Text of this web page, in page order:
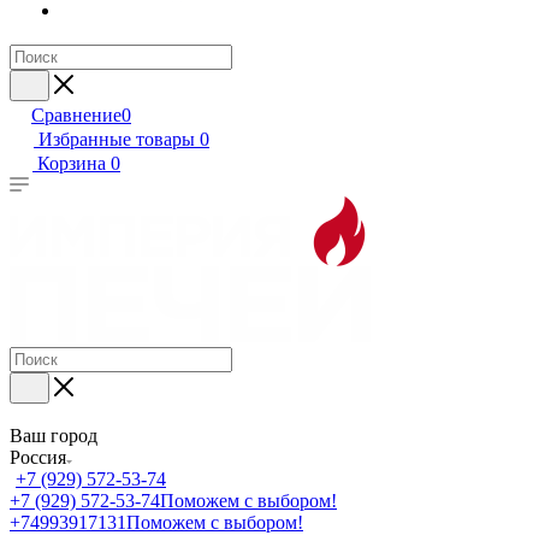
Сравнение0
Избранные товары 0
Корзина 0
Ваш город
Россия
+7 (929) 572-53-74
+7 (929) 572-53-74Поможем с выбором!
+74993917131Поможем с выбором!